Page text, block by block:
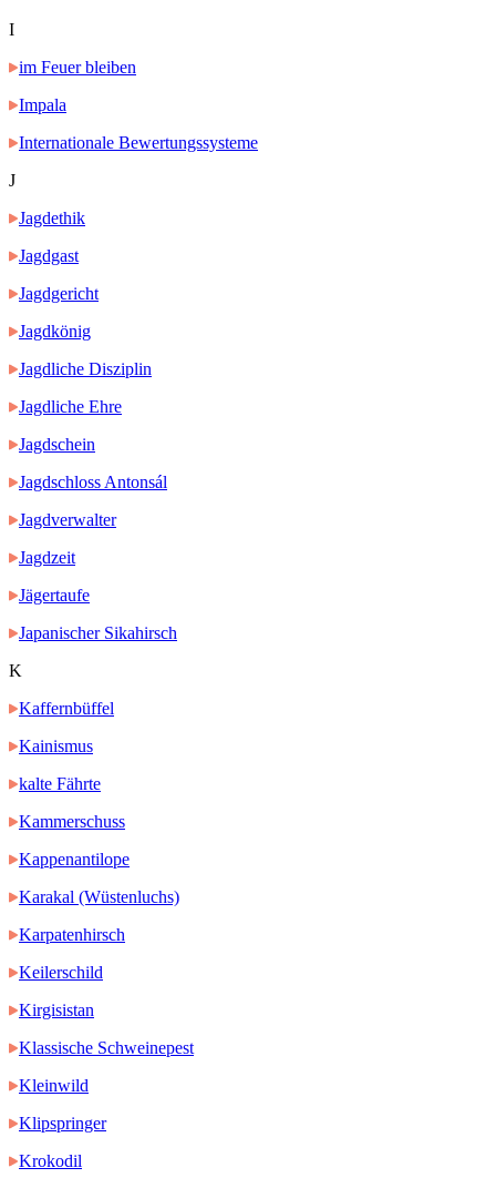
I
im Feuer bleiben
Impala
Internationale Bewertungssysteme
J
Jagdethik
Jagdgast
Jagdgericht
Jagdkönig
Jagdliche Disziplin
Jagdliche Ehre
Jagdschein
Jagdschloss Antonsál
Jagdverwalter
Jagdzeit
Jägertaufe
Japanischer Sikahirsch
K
Kaffernbüffel
Kainismus
kalte Fährte
Kammerschuss
Kappenantilope
Karakal (Wüstenluchs)
Karpatenhirsch
Keilerschild
Kirgisistan
Klassische Schweinepest
Kleinwild
Klipspringer
Krokodil